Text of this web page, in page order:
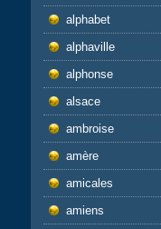
alphabet
alphaville
alphonse
alsace
ambroise
amère
amicales
amiens